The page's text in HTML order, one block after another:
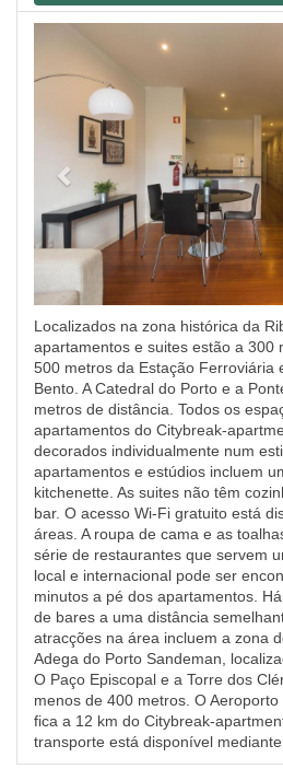
Localizados na zona histórica da
apartamentos e suites estão a 300
500 metros da Estação Ferroviária
Bento. A Catedral do Porto e a
metros de distância. Todos os
apartamentos do Citybreak-
decorados individualmente num
apartamentos e estúdios incluem
kitchenette. As suites não têm
bar. O acesso Wi-Fi gratuito está
áreas. A roupa de cama e as
série de restaurantes que servem
local e internacional pode ser
minutos a pé dos apartamentos.
de bares a uma distância
atracções na área incluem a zona
Adega do Porto Sandeman,
O Paço Episcopal e a Torre dos
menos de 400 metros. O
fica a 12 km do Citybreak-
transporte está disponível mediante